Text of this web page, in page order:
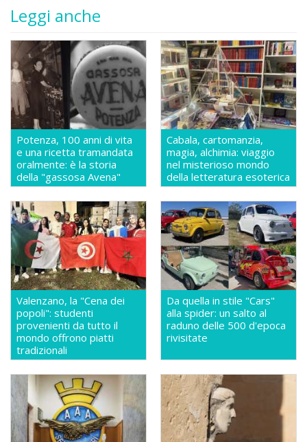
Leggi anche
Potenza, 100 anni di vita
e una ricetta tramandata
oralmente: è la storia
della "gassosa Avena"
Cabala, cartomanzia,
magia, alchimia: viaggio
nel misterioso mondo
della letteratura esoterica
Valenzano, la "Cena dei
popoli": studenti
provenienti da tutto il
mondo offrono piatti
tradizionali
Da quella in stile "Cars"
alla spider: un salto al
raduno delle 500 d'epoca
rivisitate